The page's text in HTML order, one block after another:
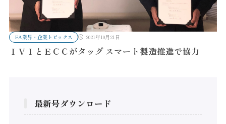
FA業界・企業トピックス 2021年10月21日
ＩＶＩとＥＣＣがタッグ スマート製造推進で協力
最新号ダウンロード